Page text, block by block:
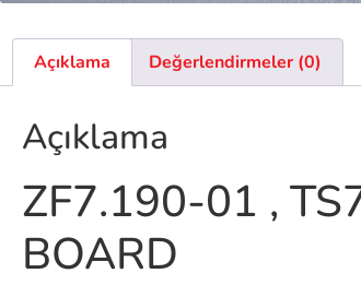
Açıklama Değerlendirmeler (0)
Açıklama
ZF7.190-01 ,
BOARD